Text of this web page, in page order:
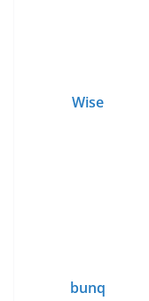
Wise
bunq